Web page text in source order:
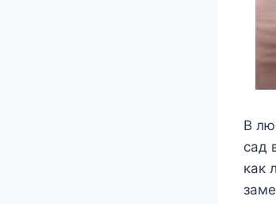
В
сад
как